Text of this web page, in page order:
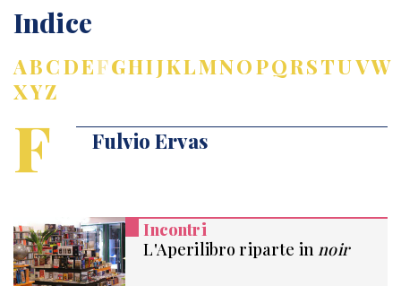
Indice
ABCDEFGHIJKLMNOPQRSTUVW
XYZ
F Fulvio Ervas
Incontri
L'Aperilibro riparte innoir